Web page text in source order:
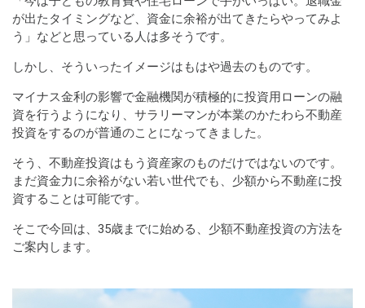
が出たタイミングなど、資金に余裕が出てきたらやってみよ
う」などと思っている人は多そうです。
しかし、そういったイメージはもはや過去のものです。
マイナス金利の影響で金融機関が積極的に投資用ローンの融
資を行うようになり、サラリーマンが本業のかたわら不動産
投資をするのが普通のことになってきました。
そう、不動産投資はもう資産家のものだけではないのです。
まだ資金力に余裕がない若い世代でも、少額から不動産に投
資することは可能です。
そこで今回は、35歳までに始める、少額不動産投資の方法を
ご案内します。